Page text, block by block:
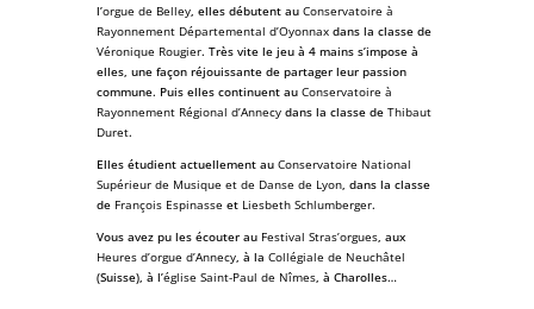
l’orgue de Belley, elles débutent au Conservatoire à
Rayonnement Départemental d’Oyonnaxdans la classe de
Véronique Rougier. Très vite le jeu à 4 mains s’impose à
elles, une façon réjouissante de partager leur passion
commune. Puis elles continuent au Conservatoire à
Rayonnement Régional d’Annecydans la classe de Thibaut
Duret.
Elles étudient actuellement au Conservatoire National
Supérieur de Musique et de Danse de Lyon, dans la classe
de François Espinasse et Liesbeth Schlumberger.
Vous avez pu les écouter au Festival Stras’orgues, aux
Heures d’orgue d’Annecy, à la Collégiale de Neuchâtel
(Suisse), à l’église Saint-Paul de Nîmes, à Charolles…